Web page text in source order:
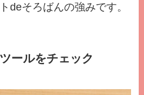
deそろばんの強みです。
ールをチェック